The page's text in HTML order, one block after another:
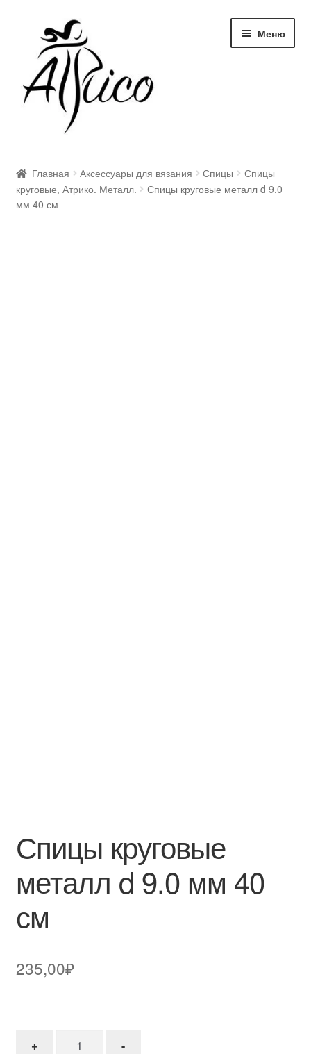
Перейти
навигации
Перейти
содержимому
Меню
Правила и условия
Главная Аксессуары для вязания Спицы
Спицы
круговые, Атрико. Металл.
Спицы круговые металл d 9.0
мм 40 см
Спицы круговые
металл d 9.0 мм 40
см
235,00₽
+
-